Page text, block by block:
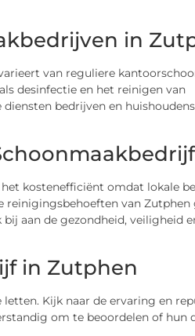
in
van reguliere
desinfectie en het reinigen van
bedrijven en
kostenefficiënt omdat lokale
reinigingsbehoeften van Zutphen
aan de gezondheid, veiligheid
in Zutphen
Kijk naar de ervaring en
om te beoordelen of hun